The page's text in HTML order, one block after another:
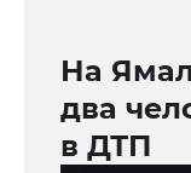
На
два
в ДТП